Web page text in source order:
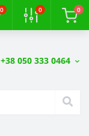
0 0 0
+38 050 333 0464